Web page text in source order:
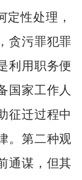
定性处理，
贪污罪犯罪
利用职务便
国家工作人
征迁过程中
。第二种观
通谋，但其